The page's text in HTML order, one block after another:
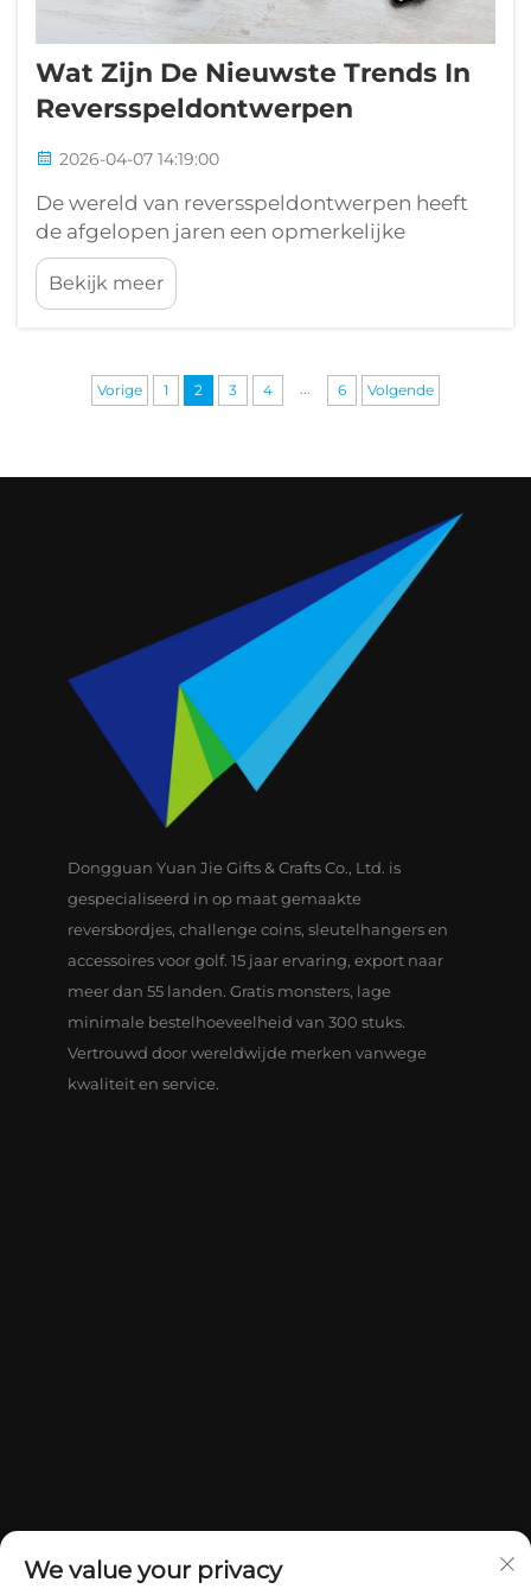
Wat Zijn De Nieuwste Trends In
Reversspeldontwerpen
2026-04-07 14:19:00
De wereld van reversspeldontwerpen heeft
de afgelopen jaren een opmerkelijke
transformatie ondergaan, gedreven door
veranderende esthetische voorkeuren,
technologische vooruitgang in de productie
binnen zakelijke, promotionele en
persoonlijke contexten...
Bekijk meer
Vorige 1 2 3 4 ... 6 Volgende
Dongguan Yuan Jie Gifts & Crafts Co., Ltd. is
gespecialiseerd in op maat gemaakte
reversbordjes, challenge coins, sleutelhangers en
accessoires voor golf. 15 jaar ervaring, export naar
meer dan 55 landen. Gratis monsters, lage
minimale bestelhoeveelheid van 300 stuks.
Vertrouwd door wereldwijde merken vanwege
kwaliteit en service.
We value your privacy